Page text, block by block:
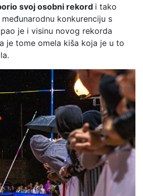
svoj osobni rekord i tako
konkurenciju s
je i visinu novog rekorda
je tome omela kiša koja je u to